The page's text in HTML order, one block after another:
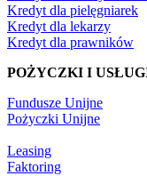
Kredyt dla pielęgniarek
Kredyt dla lekarzy
Kredyt dla prawników
POŻYCZKI I
Fundusze Unijne
Pożyczki Unijne
Leasing
Faktoring